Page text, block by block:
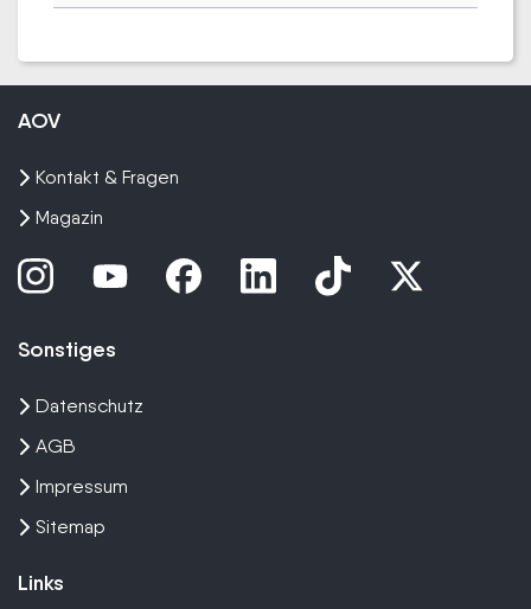
AOV
Kontakt & Fragen
Magazin
Sonstiges
Datenschutz
AGB
Impressum
Sitemap
Links